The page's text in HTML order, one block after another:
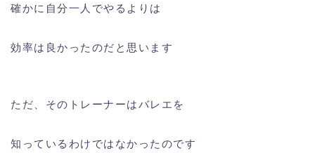
確かに自分一人でやるよりは
効率は良かったのだと思います
ただ、そのトレーナーはバレエを
知っているわけではなかったのです